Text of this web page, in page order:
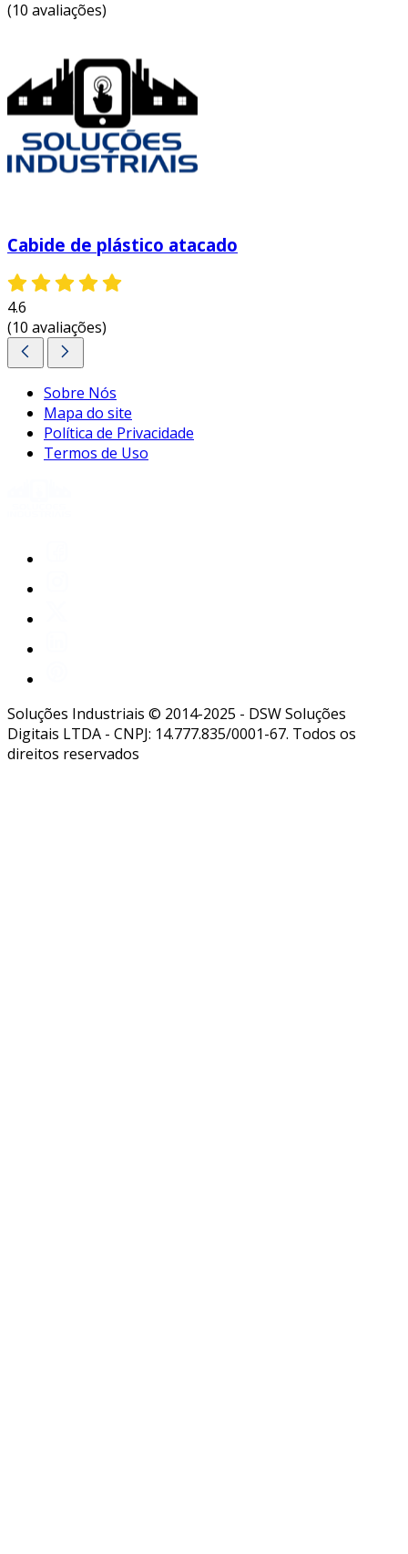
(10 avaliações)
Cabide de plástico atacado
4.6
(10 avaliações)
Sobre Nós
Mapa do site
Política de Privacidade
Termos de Uso
Soluções Industriais © 2014-2025 - DSW Soluções
Digitais LTDA - CNPJ: 14.777.835/0001-67. Todos os
direitos reservados